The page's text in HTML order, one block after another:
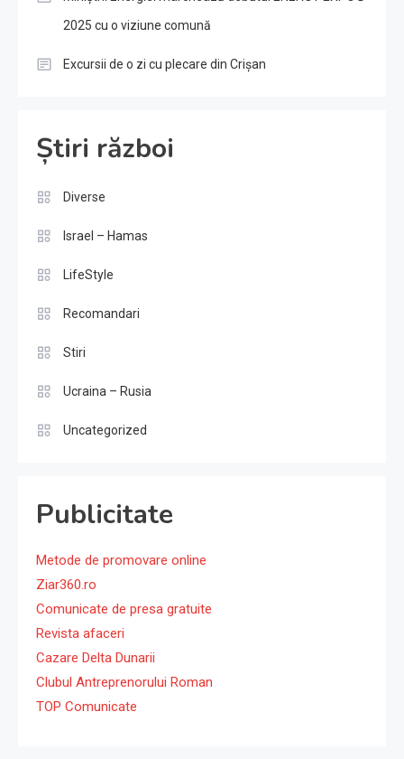
2025 cu o viziune comună
Excursii de o zi cu plecare din Crișan
Știri război
Diverse
Israel – Hamas
LifeStyle
Recomandari
Stiri
Ucraina – Rusia
Uncategorized
Publicitate
Metode de promovare online
Ziar360.ro
Comunicate de presa gratuite
Revista afaceri
Cazare Delta Dunarii
Clubul Antreprenorului Roman
TOP Comunicate